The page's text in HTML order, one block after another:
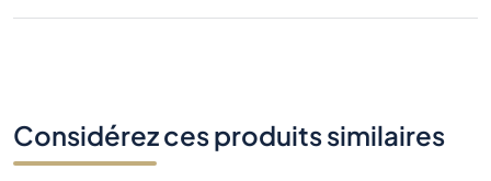
Considérez ces produits similaires